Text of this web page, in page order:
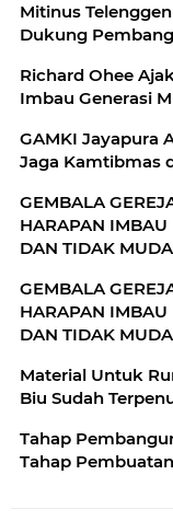
Mitinus
Dukung
Richard Ohee
Imbau Generasi
GAMKI Jayapura
Jaga Kamtibmas
GEMBALA
HARAPAN IMBAU
DAN TIDAK
GEMBALA
HARAPAN IMBAU
DAN TIDAK
Material Untuk
Biu Sudah
Tahap
Tahap